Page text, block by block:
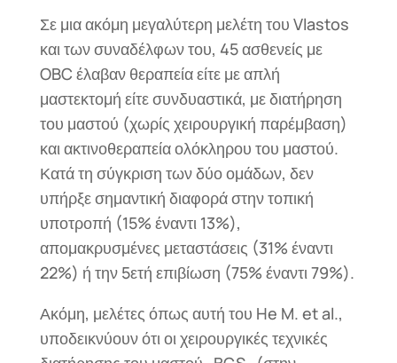
Σε μια ακόμη μεγαλύτερη μελέτη του Vlastos
και των συναδέλφων του, 45 ασθενείς με
OBC έλαβαν θεραπεία είτε με απλή
μαστεκτομή είτε συνδυαστικά, με διατήρηση
του μαστού (χωρίς χειρουργική παρέμβαση)
και ακτινοθεραπεία ολόκληρου του μαστού.
Κατά τη σύγκριση των δύο ομάδων, δεν
υπήρξε σημαντική διαφορά στην τοπική
υποτροπή (15% έναντι 13%),
απομακρυσμένες μεταστάσεις (31% έναντι
22%) ή την 5ετή επιβίωση (75% έναντι 79%).
Ακόμη, μελέτες όπως αυτή του He M. et al.,
υποδεικνύουν ότι οι χειρουργικές τεχνικές